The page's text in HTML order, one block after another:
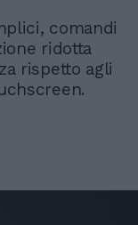
comandi
ridotta
rispetto agli